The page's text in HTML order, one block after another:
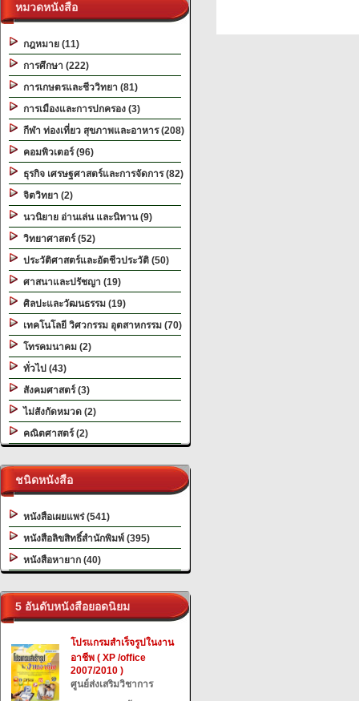
หมวดหนังสือ
กฎหมาย (11)
การศึกษา (222)
การเกษตรและชีววิทยา (81)
การเมืองและการปกครอง (3)
กีฬา ท่องเที่ยว สุขภาพและอาหาร (208)
คอมพิวเตอร์ (96)
ธุรกิจ เศรษฐศาสตร์และการจัดการ (82)
จิตวิทยา (2)
นวนิยาย อ่านเล่น และนิทาน (9)
วิทยาศาสตร์ (52)
ประวัติศาสตร์และอัตชีวประวัติ (50)
ศาสนาและปรัชญา (19)
ศิลปะและวัฒนธรรม (19)
เทคโนโลยี วิศวกรรม อุตสาหกรรม (70)
โทรคมนาคม (2)
ทั่วไป (43)
สังคมศาสตร์ (3)
ไม่สังกัดหมวด (2)
คณิตศาสตร์ (2)
ชนิดหนังสือ
หนังสือเผยแพร่ (541)
หนังสือลิขสิทธิ์สำนักพิมพ์ (395)
หนังสือหายาก (40)
5 อันดับหนังสือยอดนิยม
โปรแกรมสำเร็จรูปในงาน
อาชีพ ( XP /office
2007/2010 )
ศูนย์ส่งเสริมวิชาการ